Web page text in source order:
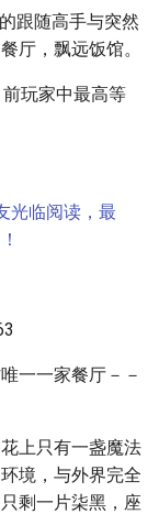
跟随高手与突然
厅，飘远饭馆。
玩家中最高等
光临阅读，最
一一家餐厅－－
上只有一盏魔法
境，与外界完全
剩一片柒黑，座